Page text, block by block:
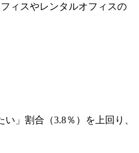
ィスやレンタルオフィスの
」割合（3.8％）を上回り、